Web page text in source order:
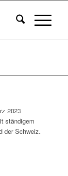
2023
ständigem
der Schweiz.